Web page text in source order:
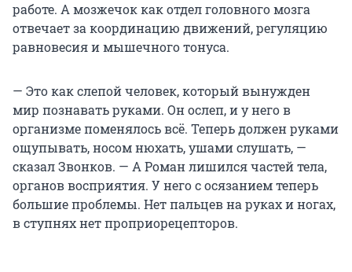
работе. А мозжечок как отдел головного мозга
отвечает за координацию движений, регуляцию
равновесия и мышечного тонуса.
— Это как слепой человек, который вынужден
мир познавать руками. Он ослеп, и у него в
организме поменялось всё. Теперь должен руками
ощупывать, носом нюхать, ушами слушать, —
сказал Звонков. — А Роман лишился частей тела,
органов восприятия. У него с осязанием теперь
большие проблемы. Нет пальцев на руках и ногах,
в ступнях нет проприорецепторов.